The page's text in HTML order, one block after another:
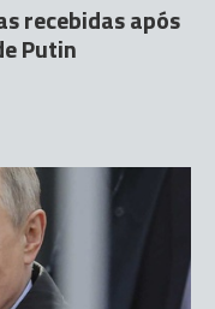
recebidas após
Putin